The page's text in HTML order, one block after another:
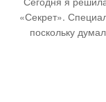
«Секрет».
поскольку